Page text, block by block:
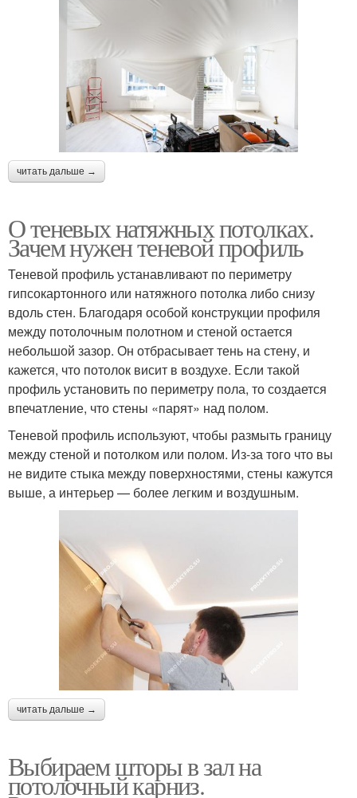
читать дальше →
О теневых натяжных потолках.
Зачем нужен теневой профиль
Теневой профиль устанавливают по периметру
гипсокартонного или натяжного потолка либо снизу
вдоль стен. Благодаря особой конструкции профиля
между потолочным полотном и стеной остается
небольшой зазор. Он отбрасывает тень на стену, и
кажется, что потолок висит в воздухе. Если такой
профиль установить по периметру пола, то создается
впечатление, что стены «парят» над полом.
Теневой профиль используют, чтобы размыть границу
между стеной и потолком или полом. Из-за того что вы
не видите стыка между поверхностями, стены кажутся
выше, а интерьер — более легким и воздушным.
читать дальше →
Выбираем шторы в зал на
потолочный карниз.